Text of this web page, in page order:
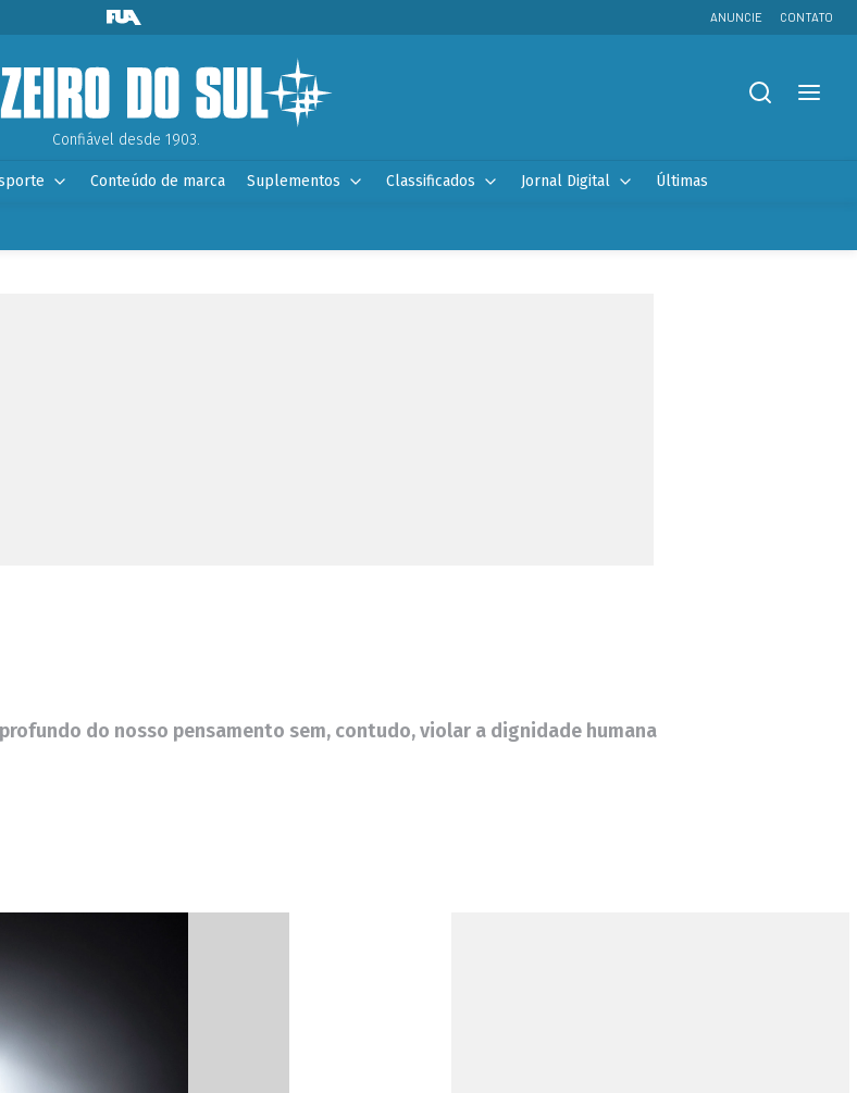
ANUNCIE CONTATO
Confiável desde 1903.
Conteúdo de marca Suplementos Classificados Jornal Digital Últimas
do nosso pensamento sem, contudo, violar a dignidade humana